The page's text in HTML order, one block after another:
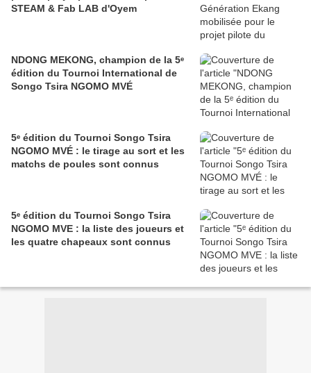
STEAM & Fab LAB d'Oyem
NDONG MEKONG, champion de la 5ᵉ
édition du Tournoi International de
Songo Tsira NGOMO MVÉ
5ᵉ édition du Tournoi Songo Tsira
NGOMO MVÉ : le tirage au sort et les
matchs de poules sont connus
5ᵉ édition du Tournoi Songo Tsira
NGOMO MVE : la liste des joueurs et
les quatre chapeaux sont connus